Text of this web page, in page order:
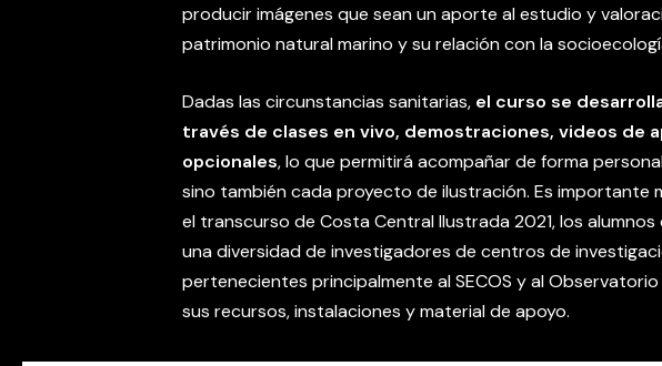
producir imágenes que sean un aporte al estudio y
patrimonio natural marino y su relación con la
Dadas las circunstancias sanitarias, el curso se
través de clases en vivo, demostraciones, videos de
opcionales, lo que permitirá acompañar de forma
sino también cada proyecto de ilustración. Es importante
el transcurso de Costa Central Ilustrada 2021, los
una diversidad de investigadores de centros de
pertenecientes principalmente al SECOS y al
sus recursos, instalaciones y material de apoyo.